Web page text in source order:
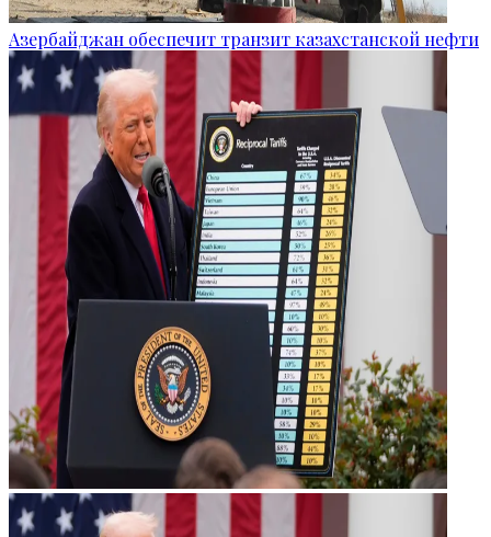
Азербайджан обеспечит транзит казахстанской нефти